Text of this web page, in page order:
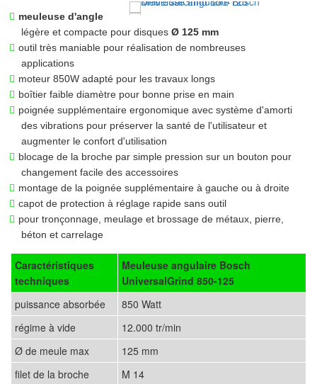
meuleuse d'angle
légère et compacte pour disques Ø 125 mm
outil très maniable pour réalisation de nombreuses
applications
moteur 850W adapté pour les travaux longs
boîtier faible diamètre pour bonne prise en main
poignée supplémentaire ergonomique avec système d'amorti
des vibrations pour préserver la santé de l'utilisateur et
augmenter le confort d'utilisation
blocage de la broche par simple pression sur un bouton pour
changement facile des accessoires
montage de la poignée supplémentaire à gauche ou à droite
capot de protection à réglage rapide sans outil
pour tronçonnage, meulage et brossage de métaux, pierre,
béton et carrelage
Caractéristiques
techniques
Meuleuse angulaire Bosch
UniversalGrind 850-125
puissance absorbée
850 Watt
régime à vide
12.000 tr/min
Ø de meule max
125 mm
filet de la broche
M 14